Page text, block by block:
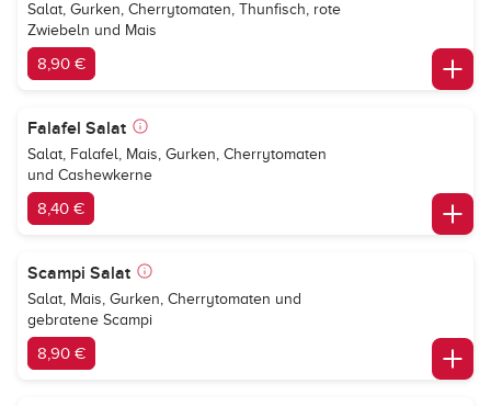
Salat, Gurken, Cherrytomaten, Thunfisch, rote
Zwiebeln und Mais
8,90 €
Falafel Salat
Salat, Falafel, Mais, Gurken, Cherrytomaten
und Cashewkerne
8,40 €
Scampi Salat
Salat, Mais, Gurken, Cherrytomaten und
gebratene Scampi
8,90 €